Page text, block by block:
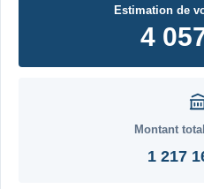
Estimation de
4
Montant
1 217